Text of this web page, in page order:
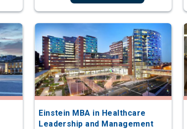
Einstein MBA in Healthcare
Leadership and Management